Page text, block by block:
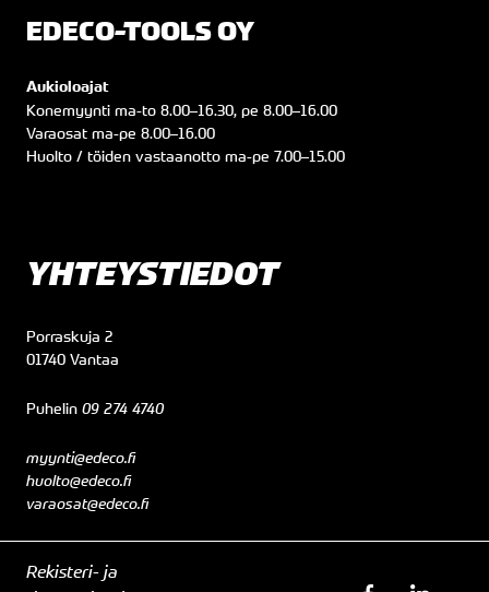
EDECO-TOOLS OY
Aukioloajat
Konemyynti ma-to 8.00–16.30, pe 8.00–16.00
Varaosat ma-pe 8.00–16.00
Huolto / töiden vastaanotto ma-pe 7.00–15.00
YHTEYSTIEDOT
Porraskuja 2
01740 Vantaa
Puhelin 09 274 4740
myynti@edeco.fi
huolto@edeco.fi
varaosat@edeco.fi
Rekisteri- ja